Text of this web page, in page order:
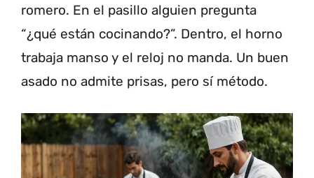
romero. En el pasillo alguien pregunta
“¿qué están cocinando?”. Dentro, el horno
trabaja manso y el reloj no manda. Un buen
asado no admite prisas, pero sí método.